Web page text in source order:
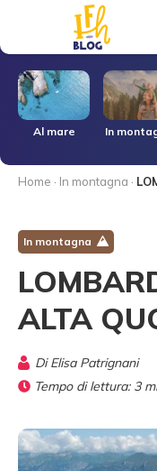
Al mare In
Home · In montagna ·
In montagna
ALTA
DiElisa Patrignani
Tempo di lettura: 3